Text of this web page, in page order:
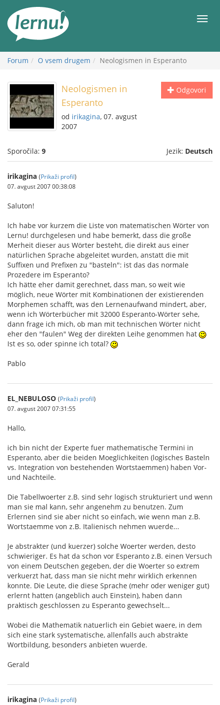
vsebini
Meni
Forum O vsem drugem Neologismen in Esperanto
Odgovori
Neologismen in
Esperanto
od irikagina, 07. avgust
2007
Sporočila: 9 Jezik: Deutsch
irikagina (Prikaži profil)
07. avgust 2007 00:38:08
Saluton!
Ich habe vor kurzem die Liste von matematischen Wörter von
Lernu! durchgelesen und habe bemerkt, dass die große
Merheit dieser aus Wörter besteht, die direkt aus einer
natürlichen Sprache abgeleitet wurden, anstatt die mit
Suffixen und Prefixen zu "basteln": ist das das normale
Prozedere im Esperanto?
Ich hätte eher damit gerechnet, dass man, so weit wie
möglich, neue Wörter mit Kombinationen der existierenden
Morphemen schafft, was den Lernenaufwand mindert, aber,
wenn ich Wörterbücher mit 32000 Esperanto-Wörter sehe,
dann frage ich mich, ob man mit technischen Wörter nicht
eher den "faulen" Weg der direkten Leihe genommen hat
Ist es so, oder spinne ich total?
Pablo
EL_NEBULOSO (Prikaži profil)
07. avgust 2007 07:31:55
Hallo,
ich bin nicht der Experte fuer mathematische Termini in
Esperanto, aber die beiden Moeglichkeiten (logisches Basteln
vs. Integration von bestehenden Wortstaemmen) haben Vor-
und Nachteile.
Die Tabellwoerter z.B. sind sehr logisch strukturiert und wenn
man sie mal kann, sehr angenehm zu benutzen. Zum
Erlernen sind sie aber nicht so einfach, wie wenn man z.B.
Wortstaemme von z.B. Italienisch nehmen wuerde...
Je abstrakter (und kuerzer) solche Woerter werden, desto
schwieriger. Es hat da schon vor Esperanto z.B. einen Versuch
von einem Deutschen gegeben, der die Woerter so extrem
verkuerzt hat, dass man sie nicht mehr wirklich erkennen
konnte. Die Leute, die diese Sprache (mehr oder weniger gut)
erlernt hatten (angeblich auch Einstein), haben dann
praktisch geschlossen zu Esperanto gewechselt...
Wobei die Mathematik natuerlich ein Gebiet waere, in dem
sich eine stark systematische, allenfalls auch abstrakte
Wortbildung, besonders anbieten wuerde.
Gerald
irikagina (Prikaži profil)